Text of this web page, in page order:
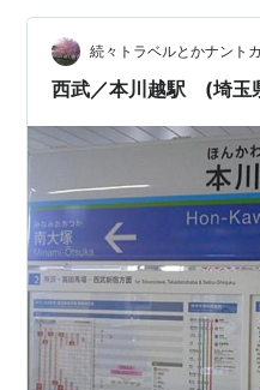
意。
川越鉄道本線川越駅
とし
路線案内 西武鉄道＜
■ 西武新宿線
「本川越駅(SS29)」→
村山駅…小平駅…田無駅
武新宿駅
■ 国分寺線 直通（ 東村
台駅
恋ヶ窪駅 国分寺駅
続々トラベルとかナントカ
西武／本川越駅 (埼玉